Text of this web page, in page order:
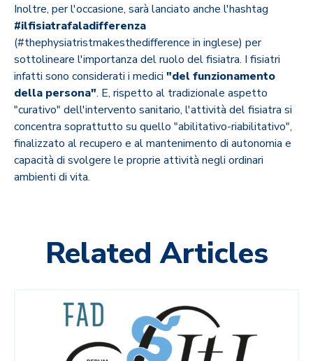
Inoltre, per l'occasione, sarà lanciato anche l'hashtag
#ilfisiatrafaladifferenza
(#thephysiatristmakesthedifference in inglese) per
sottolineare l'importanza del ruolo del fisiatra. I fisiatri
infatti sono considerati i medici "del funzionamento
della persona". E, rispetto al tradizionale aspetto
"curativo" dell'intervento sanitario, l'attività del fisiatra si
concentra soprattutto su quello "abilitativo-riabilitativo",
finalizzato al recupero e al mantenimento di autonomia e
capacità di svolgere le proprie attività negli ordinari
ambienti di vita.
Related Articles